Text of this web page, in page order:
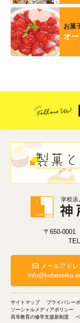
お菓
オ
〒650-0001
メールアドレ
サイトマップ プライバシー
ソーシャルメディアポリシー
高等教育の修学支援新制度